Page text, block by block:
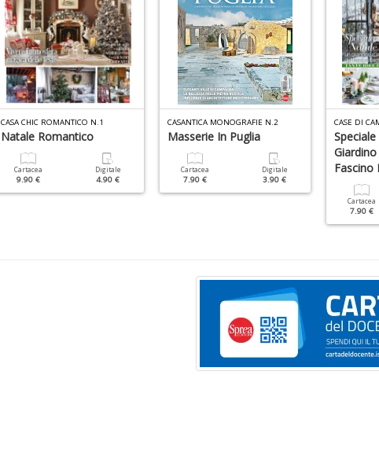
CASA CHIC ROMANTICO N.1
Natale Romantico
Cartacea
9.90 €
Digitale
4.90 €
CASANTICA MONOGRAFIE N.2
Masserie In Puglia
Cartacea
7.90 €
Digitale
3.90 €
CASE DI
Fascino
Cartacea
7.90 €